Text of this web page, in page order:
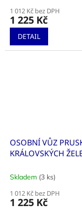
1 012 Kč bez DPH
1 225 Kč
DETAIL
OSOBNÍ VŮZ
KRÁLOVSKÝCH
Skladem (3 ks)
1 012 Kč bez DPH
1 225 Kč